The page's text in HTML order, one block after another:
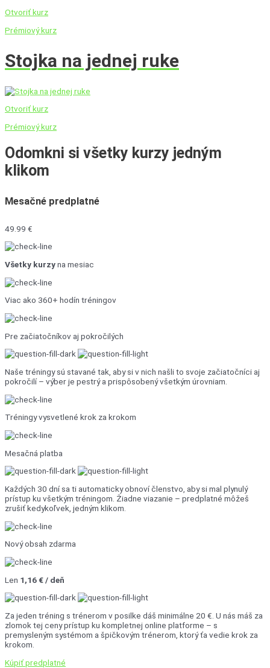
Otvoriť kurz
Prémiový kurz
Stojka na jednej ruke
Otvoriť kurz
Prémiový kurz
Odomkni si všetky kurzy jedným
klikom
Mesačné predplatné
49.99 €
Všetky kurzyna mesiac
Viac ako 360+ hodín tréningov
Pre začiatočníkov aj pokročilých
Naše tréningy sú stavané tak, aby si v nich našli to svoje začiatočníci aj
pokročilí – výber je pestrý a prispôsobený všetkým úrovniam.
Tréningy vysvetlené krok za krokom
Mesačná platba
Každých 30 dní sa ti automaticky obnoví členstvo, aby si mal plynulý
prístup ku všetkým tréningom. Žiadne viazanie – predplatné môžeš
zrušiť kedykoľvek, jedným klikom.
Nový obsah zdarma
Len 1,16 € / deň
Za jeden tréning s trénerom v posilke dáš minimálne 20 €. U nás máš za
zlomok tej ceny prístup ku kompletnej online platforme – s
premysleným systémom a špičkovým trénerom, ktorý ťa vedie krok za
krokom.
Kúpiť predplatné